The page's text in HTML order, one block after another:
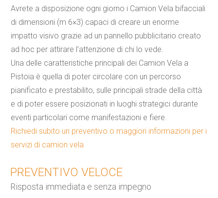
Avrete a disposizione ogni giorno i Camion Vela bifacciali
di dimensioni (m 6×3) capaci di creare un enorme
impatto visivo grazie ad un pannello pubblicitario creato
ad hoc per attirare l’attenzione di chi lo vede.
Una delle caratteristiche principali dei Camion Vela a
Pistoia è quella di poter circolare con un percorso
pianificato e prestabilito, sulle principali strade della città
e di poter essere posizionati in luoghi strategici durante
eventi particolari come manifestazioni e fiere.
Richiedi subito un preventivo o maggiori informazioni per i
servizi di camion vela
PREVENTIVO VELOCE
Risposta immediata e senza impegno